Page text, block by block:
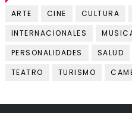
ARTE CINE CULTURA
INTERNACIONALES
PERSONALIDADES
SALUD
TEATRO
TURISMO